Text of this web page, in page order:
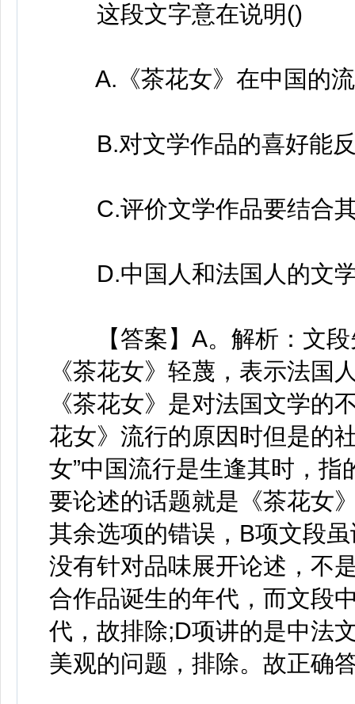
这段文字意在说明()
A.《茶花女》在中国的流
B.对文学作品的喜好能反
C.评价文学作品要结合其
D.中国人和法国人的文学
【答案】A。解析：文段
《茶花女》轻蔑，表示法国
《茶花女》是对法国文学的
花女》流行的原因时但是的
女”中国流行是生逢其时，
要论述的话题就是《茶花女
其余选项的错误，B项文段
没有针对品味展开论述，不
合作品诞生的年代，而文段
代，故排除;D项讲的是中法
美观的问题，排除。故正确